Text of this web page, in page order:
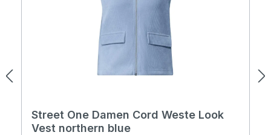
Street One Damen Cord Weste Look
Vest northern blue